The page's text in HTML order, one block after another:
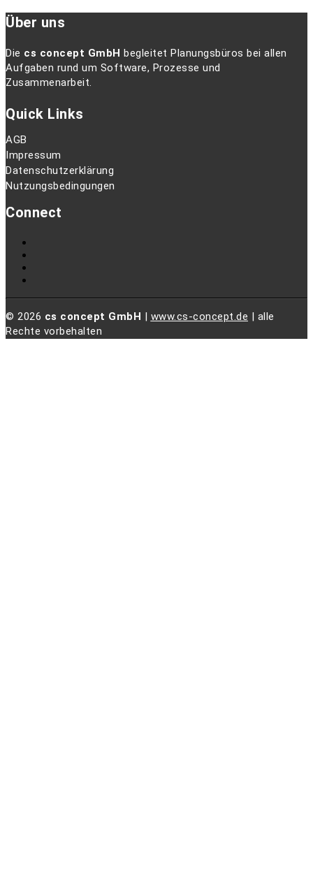
Über uns
Die cs concept GmbH begleitet Planungsbüros bei allen
Aufgaben rund um Software, Prozesse und
Zusammenarbeit.
Quick Links
AGB
Impressum
Datenschutzerklärung
Nutzungsbedingungen
Connect
© 2026 cs concept GmbH | www.cs-concept.de | alle
Rechte vorbehalten